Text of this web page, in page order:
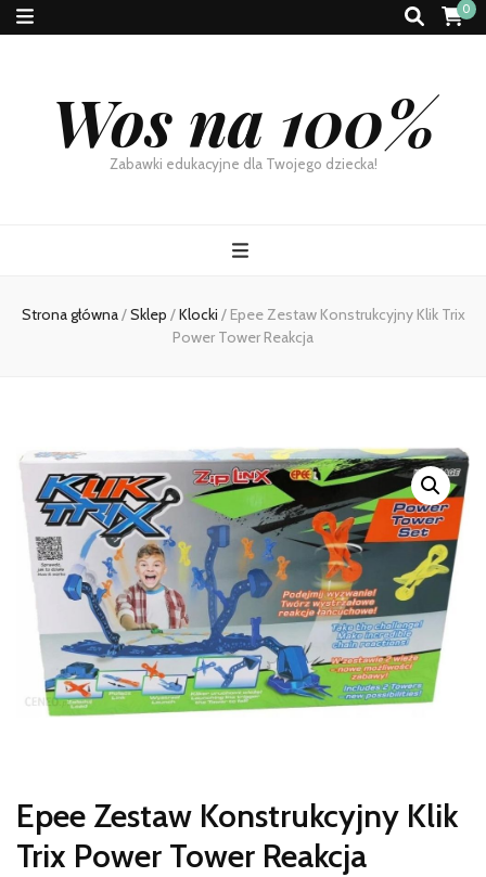
0
Wos na 100%
Zabawki edukacyjne dla Twojego dziecka!
Strona główna/Sklep /Klocki / Epee Zestaw Konstrukcyjny Klik Trix
Power Tower Reakcja
Epee Zestaw Konstrukcyjny Klik
Trix Power Tower Reakcja